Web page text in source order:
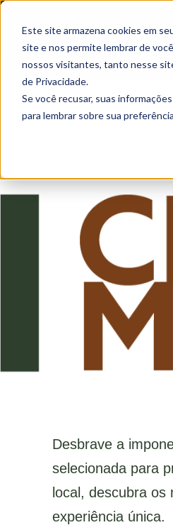
Este site armazena cookies em
site e nos permite lembrar de
nossos visitantes, tanto nesse
de Privacidade.
Se você recusar, suas
para lembrar sobre sua
Desbrave a
selecionada para
local, descubra
experiência única.